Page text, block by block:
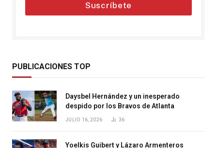
Suscríbete
PUBLICACIONES TOP
Daysbel Hernández y un inesperado
despido por los Bravos de Atlanta
JULIO 16, 2026 36
Yoelkis Guibert y Lázaro Armenteros